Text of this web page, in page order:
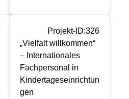
Projekt-ID:326
„Vielfalt willkommen“
– Internationales
Fachpersonal in
Kindertageseinrichtun
gen